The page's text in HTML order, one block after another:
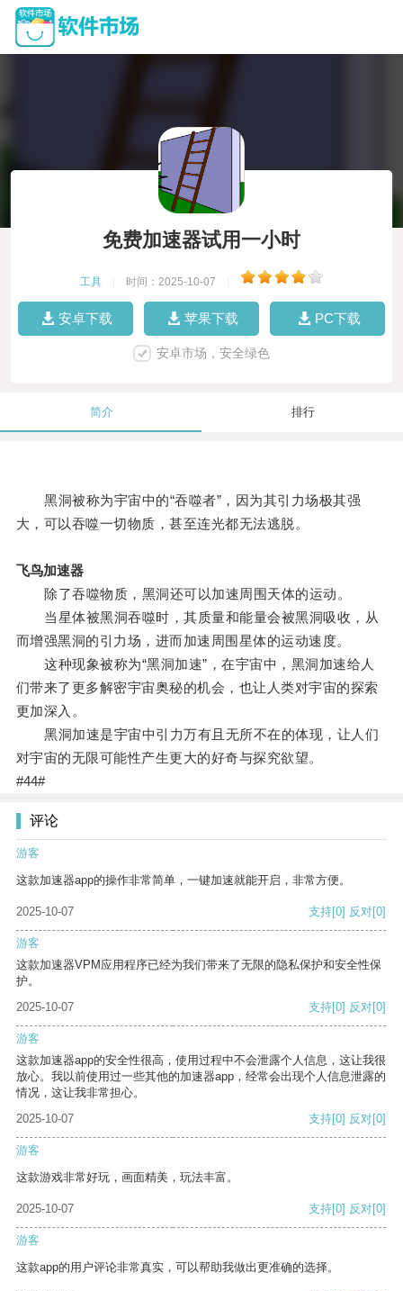
免费加速器试用一小时
工具 时间：2025-10-07
安卓下载 苹果下载 PC下载
安卓市场，安全绿色
简介 排行
黑洞被称为宇宙中的“吞噬者”，因为其引力场极其强
大，可以吞噬一切物质，甚至连光都无法逃脱。
飞鸟加速器
除了吞噬物质，黑洞还可以加速周围天体的运动。
当星体被黑洞吞噬时，其质量和能量会被黑洞吸收，从
而增强黑洞的引力场，进而加速周围星体的运动速度。
这种现象被称为“黑洞加速”，在宇宙中，黑洞加速给人
们带来了更多解密宇宙奥秘的机会，也让人类对宇宙的探索
更加深入。
黑洞加速是宇宙中引力万有且无所不在的体现，让人们
对宇宙的无限可能性产生更大的好奇与探究欲望。
#44#
评论
游客
这款加速器app的操作非常简单，一键加速就能开启，非常方便。
2025-10-07 支持[0] 反对[0]
游客
这款加速器VPM应用程序已经为我们带来了无限的隐私保护和安全性保
护。
2025-10-07
支持[0] 反对[0]
游客
这款加速器app的安全性很高，使用过程中不会泄露个人信息，这让我很
放心。我以前使用过一些其他的加速器app，经常会出现个人信息泄露的
情况，这让我非常担心。
2025-10-07
支持[0] 反对[0]
游客
这款游戏非常好玩，画面精美，玩法丰富。
2025-10-07 支持[0] 反对[0]
游客
这款app的用户评论非常真实，可以帮助我做出更准确的选择。